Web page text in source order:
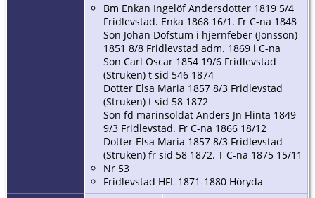
Bm Enkan Ingelöf Andersdotter 1819 5/4
Fridlevstad. Enka 1868 16/1. Fr C-na 1848
Son Johan Döfstum i hjernfeber (Jönsson)
1851 8/8 Fridlevstad adm. 1869 i C-na
Son Carl Oscar 1854 19/6 Fridlevstad
(Struken) t sid 546 1874
Dotter Elsa Maria 1857 8/3 Fridlevstad
(Struken) t sid 58 1872
Son fd marinsoldat Anders Jn Flinta 1849
9/3 Fridlevstad. Fr C-na 1866 18/12
Dotter Elsa Maria 1857 8/3 Fridlevstad
(Struken) fr sid 58 1872. T C-na 1875 15/11
Nr 53
Fridlevstad HFL 1871-1880 Höryda